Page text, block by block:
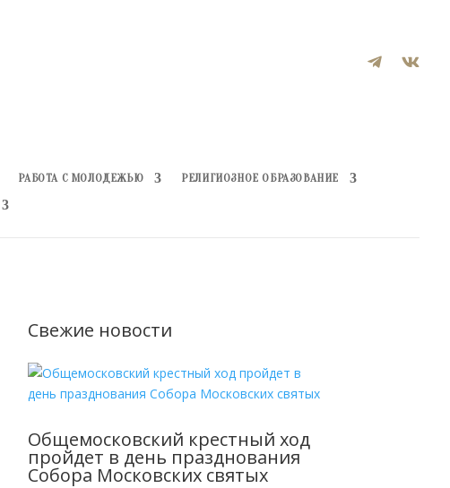
 
РАБОТА С МОЛОДЕЖЬЮ
РЕЛИГИОЗНОЕ ОБРАЗОВАНИЕ
Свежие новости
Общемосковский крестный ход
пройдет в день празднования
Собора Московских святых